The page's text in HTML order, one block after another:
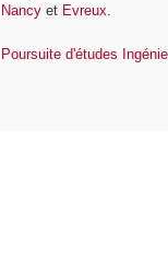
Nancy et Evreux
Poursuite d'études